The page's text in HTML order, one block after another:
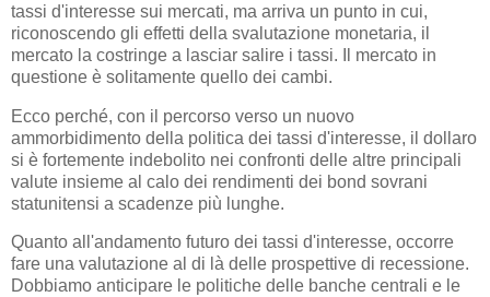
tassi d'interesse sui mercati, ma arriva un punto in cui,
riconoscendo gli effetti della svalutazione monetaria, il
mercato la costringe a lasciar salire i tassi. Il mercato in
questione è solitamente quello dei cambi.
Ecco perché, con il percorso verso un nuovo
ammorbidimento della politica dei tassi d'interesse, il dollaro
si è fortemente indebolito nei confronti delle altre principali
valute insieme al calo dei rendimenti dei bond sovrani
statunitensi a scadenze più lunghe.
Quanto all'andamento futuro dei tassi d'interesse, occorre
fare una valutazione al di là delle prospettive di recessione.
Dobbiamo anticipare le politiche delle banche centrali e le